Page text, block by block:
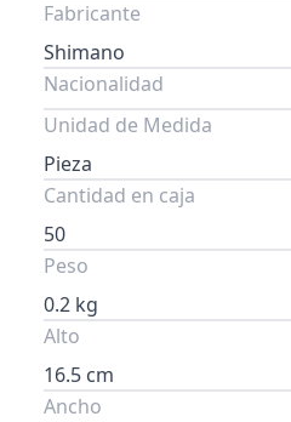
Fabricante
Shimano
Nacionalidad
Unidad de Medida
Pieza
Cantidad en caja
50
Peso
0.2 kg
Alto
16.5 cm
Ancho